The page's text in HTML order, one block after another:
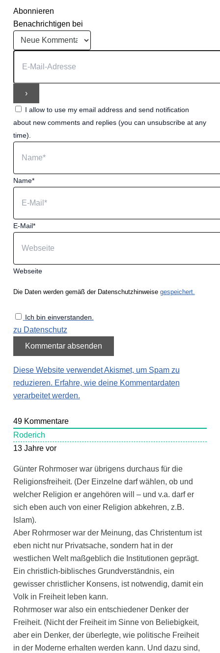
Abonnieren
Benachrichtigen bei
I allow to use my email address and send notification
about new comments and replies (you can unsubscribe at any
time).
Name*
E-Mail*
Webseite
Die Daten werden gemäß der Datenschutzhinweise gespeichert.
Ich bin einverstanden.
zu Datenschutz
Diese Website verwendet Akismet, um Spam zu
reduzieren. Erfahre, wie deine Kommentardaten
verarbeitet werden.
49Kommentare
Roderich
13 Jahre vor
Günter Rohrmoser war übrigens durchaus für die
Religionsfreiheit. (Der Einzelne darf wählen, ob und
welcher Religion er angehören will – und v.a. darf er
sich eben auch von einer Religion abkehren, z.B.
Islam).
Aber Rohrmoser war der Meinung, das Christentum ist
eben nicht nur Privatsache, sondern hat in der
westlichen Welt maßgeblich die Institutionen geprägt.
Ein christlich-biblisches Grundverständnis, ein
gewisser christlicher Konsens, ist notwendig, damit ein
Volk in Freiheit leben kann.
Rohrmoser war also ein entschiedener Denker der
Freiheit. (Nicht der Freiheit im Sinne von Beliebigkeit,
aber ein Denker, der überlegte, wie politische Freiheit
in der Moderne erhalten werden kann. Und dazu sind,